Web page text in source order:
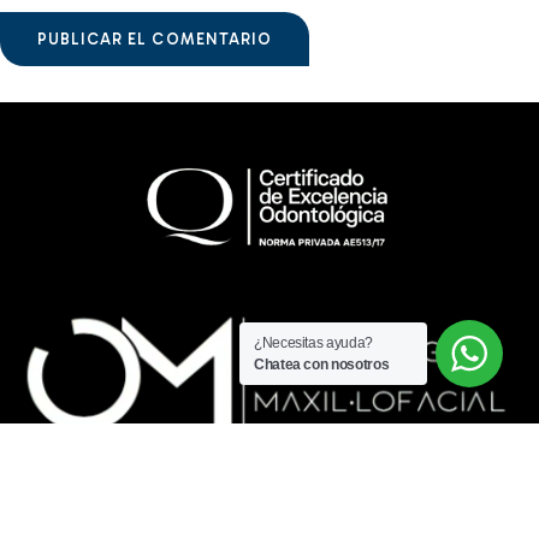
PUBLICAR EL COMENTARIO
¿Necesitas ayuda?
Chatea con nosotros